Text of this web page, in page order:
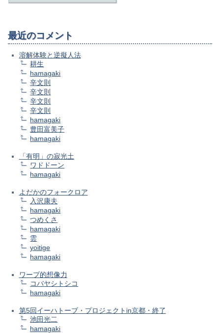
最近のコメント
溶解体験と逆擬人法
耕生
hamagaki
辛文則
辛文則
辛文則
辛文則
hamagaki
豊田富美子
hamagaki
「有明」の寂光土
ワドドーン
hamagaki
よだかのフォークロア
入沢康夫
hamagaki
つめくさ
hamagaki
雲
yoitige
hamagaki
ワープ的想像力
コバヤシトシコ
hamagaki
第5回イーハトーブ・プロジェクトin京都・終了
池田光二
hamagaki